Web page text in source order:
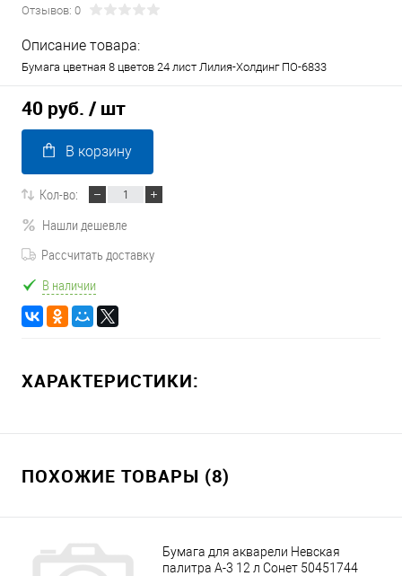
Отзывов: 0
Описание товара:
Бумага цветная 8 цветов 24 лист Лилия-Холдинг ПО-6833
40 руб. / шт
В корзину
Кол-во:
Нашли дешевле
Рассчитать доставку
В наличии
ХАРАКТЕРИСТИКИ:
ПОХОЖИЕ ТОВАРЫ (8)
Бумага для акварели Невская
палитра А-3 12 л Сонет 50451744